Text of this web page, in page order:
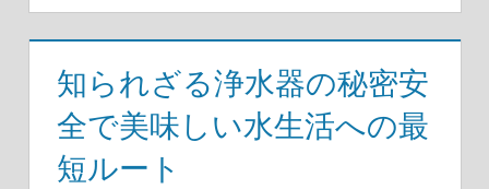
知られざる浄水器の秘密安
全で美味しい水生活への最
短ルート